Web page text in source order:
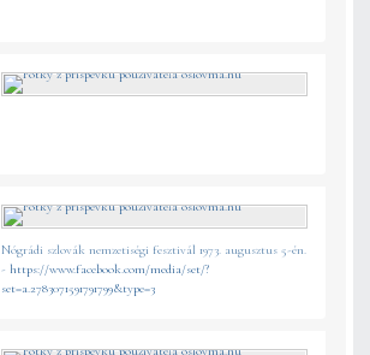
Nógrádi szlovák nemzetiségi fesztivál 1973. augusztus 5-én.
- https://www.facebook.com/media/set/?
set=a.2783071591791799&type=3